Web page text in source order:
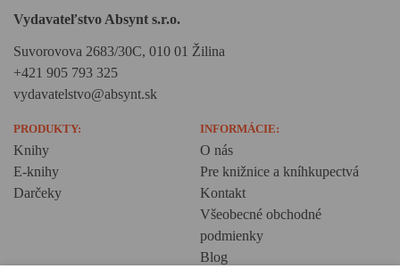
Vydavateľstvo Absynt s.r.o.
Suvorovova 2683/30C, 010 01 Žilina
+421 905 793 325
vydavatelstvo@absynt.sk
PRODUKTY:
Knihy
E-knihy
Darčeky
INFORMÁCIE:
O nás
Pre knižnice a kníhkupectvá
Kontakt
Všeobecné obchodné
podmienky
Blog